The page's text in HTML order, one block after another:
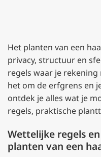
Het planten van een
privacy, structuur en
regels waar je
het om de erfgrens en
ontdek je alles wat je
regels, praktische
Wettelijke regels
planten van een